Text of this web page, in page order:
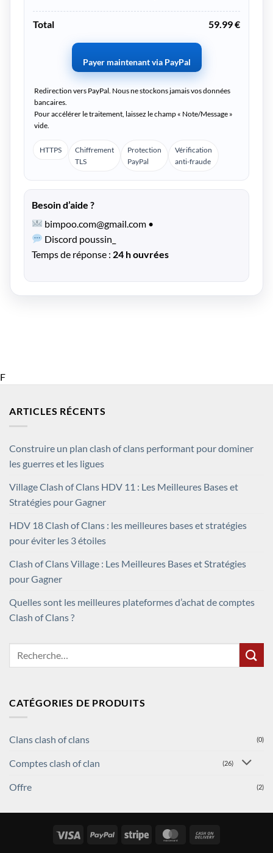
Total 59.99 €
Payer maintenant via PayPal
Redirection vers PayPal. Nous ne stockons jamais vos données
bancaires.
Pour accélérer le traitement, laissez le champ « Note/Message »
vide.
HTTPS
Chiffrement
TLS
Protection
PayPal
Vérification
anti-fraude
Besoin d’aide ?
bimpoo.com@gmail.com •
Discord poussin_
Temps de réponse : 24 h ouvrées
F
ARTICLES RÉCENTS
Construire un plan clash of clans performant pour dominer
les guerres et les ligues
Village Clash of Clans HDV 11 : Les Meilleures Bases et
Stratégies pour Gagner
HDV 18 Clash of Clans : les meilleures bases et stratégies
pour éviter les 3 étoiles
Clash of Clans Village : Les Meilleures Bases et Stratégies
pour Gagner
Quelles sont les meilleures plateformes d’achat de comptes
Clash of Clans ?
CATÉGORIES DE PRODUITS
Clans clash of clans (0)
Comptes clash of clan (26)
Offre (2)
Visa PayPal Stripe MasterCard